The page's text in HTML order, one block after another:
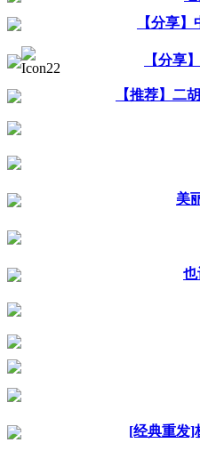
【分享
【分享
【推荐】二
美
也
[经典重发]